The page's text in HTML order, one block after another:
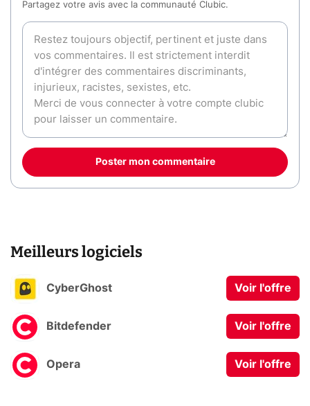
Partagez votre avis avec la communauté Clubic.
Poster mon commentaire
Meilleurs logiciels
CyberGhost Voir l'offre
Bitdefender Voir l'offre
Opera Voir l'offre